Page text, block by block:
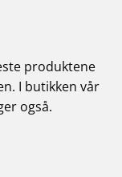
produktene
I butikken vår
også.